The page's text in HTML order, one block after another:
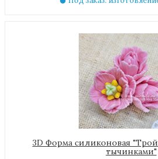
3D Форма силиконовая
тычинками"